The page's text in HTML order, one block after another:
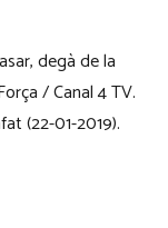
degà de la
/ Canal 4 TV.
(22-01-2019).